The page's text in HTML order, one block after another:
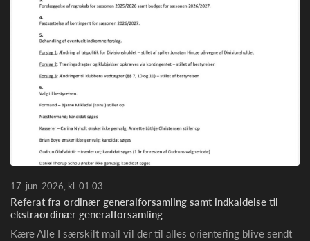
17. jun. 2026, kl. 01.03
Referat fra ordinær generalforsamling samt indkaldelse til
ekstraordinær generalforsamling
Kære Alle I særskilt mail vil der til alles orientering blive sendt